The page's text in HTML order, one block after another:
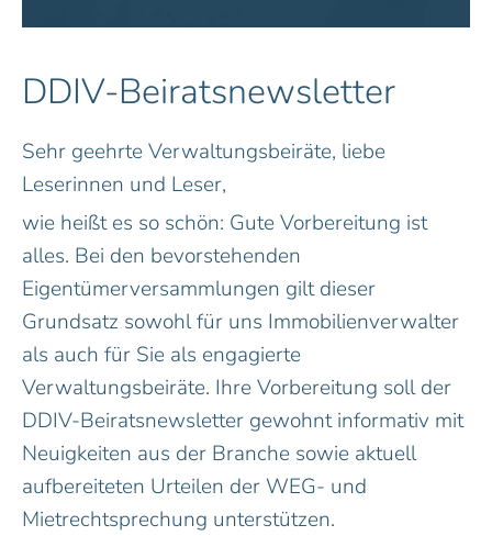
DDIV-Beiratsnewsletter
Sehr geehrte Verwaltungsbeiräte, liebe
Leserinnen und Leser,
wie heißt es so schön: Gute Vorbereitung ist
alles. Bei den bevorstehenden
Eigentümerversammlungen gilt dieser
Grundsatz sowohl für uns Immobilienverwalter
als auch für Sie als engagierte
Verwaltungsbeiräte. Ihre Vorbereitung soll der
DDIV-Beiratsnewsletter gewohnt informativ mit
Neuigkeiten aus der Branche sowie aktuell
aufbereiteten Urteilen der WEG- und
Mietrechtsprechung unterstützen.